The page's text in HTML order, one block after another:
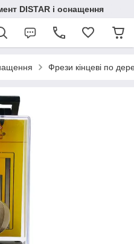
DISTAR і оснащення
Фрези кінцеві по